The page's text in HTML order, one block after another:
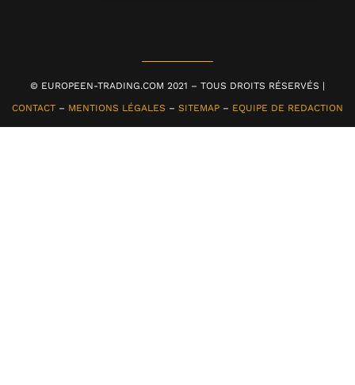
© EUROPEEN-TRADING.COM 2021 – TOUS DROITS RÉSERVÉS |
CONTACT – MENTIONS LÉGALES – SITEMAP – EQUIPE DE REDACTION